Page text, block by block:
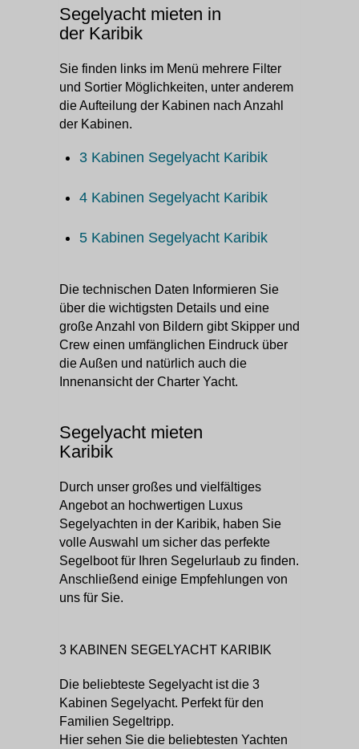
Segelyacht mieten in
der Karibik
Sie finden links im Menü mehrere Filter
und Sortier Möglichkeiten, unter anderem
die Aufteilung der Kabinen nach Anzahl
der Kabinen.
3 Kabinen Segelyacht Karibik
4 Kabinen Segelyacht Karibik
5 Kabinen Segelyacht Karibik
Die technischen Daten Informieren Sie
über die wichtigsten Details und eine
große Anzahl von Bildern gibt Skipper und
Crew einen umfänglichen Eindruck über
die Außen und natürlich auch die
Innenansicht der Charter Yacht.
Segelyacht mieten
Karibik
Durch unser großes und vielfältiges
Angebot an hochwertigen Luxus
Segelyachten in der Karibik, haben Sie
volle Auswahl um sicher das perfekte
Segelboot für Ihren Segelurlaub zu finden.
Anschließend einige Empfehlungen von
uns für Sie.
3 KABINEN SEGELYACHT KARIBIK
Die beliebteste Segelyacht ist die 3
Kabinen Segelyacht. Perfekt für den
Familien Segeltripp.
Hier sehen Sie die beliebtesten Yachten